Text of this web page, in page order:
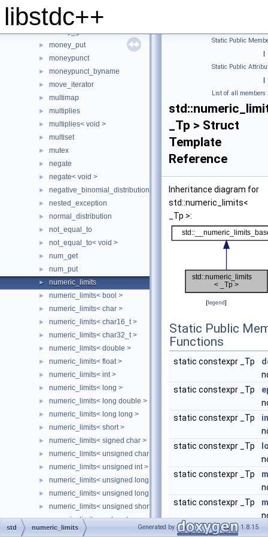
libstdc++
modulus< void >
► money_base
► money_get
► money_put
► moneypunct
► moneypunct_byname
► move_iterator
► multimap
► multiplies
► multiplies< void >
► multiset
► mutex
► negate
► negate< void >
► negative_binomial_distribution
► nested_exception
► normal_distribution
► not_equal_to
► not_equal_to< void >
► num_get
► num_put
► numeric_limits
► numeric_limits< bool >
► numeric_limits< char >
► numeric_limits< char16_t >
► numeric_limits< char32_t >
► numeric_limits< double >
► numeric_limits< float >
► numeric_limits< int >
► numeric_limits< long >
► numeric_limits< long double >
► numeric_limits< long long >
► numeric_limits< short >
► numeric_limits< signed char >
► numeric_limits< unsigned char >
► numeric_limits< unsigned int >
► numeric_limits< unsigned long >
► numeric_limits< unsigned long long >
► numeric_limits< unsigned short >
► numeric_limits< wchar_t >
► numpunct
Static Public
|
Static Public
|
List of all members
_Tp > Struct
Template
Reference
Inheritance diagram for
std::numeric_limits<
_Tp >:
[legend]
Static Public
Functions
static constexpr _Tp
static constexpr _Tp
static constexpr _Tp
static constexpr _Tp
static constexpr _Tp
static constexpr _Tp
static constexpr _Tp
std numeric_limits Generated by 1.8.15